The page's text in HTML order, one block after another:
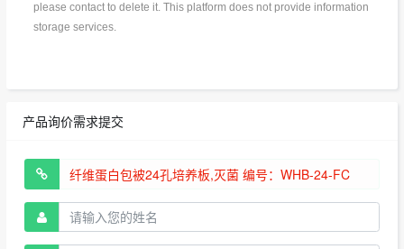
please contact to delete it. This platform does not provide information
storage services.
产品询价需求提交